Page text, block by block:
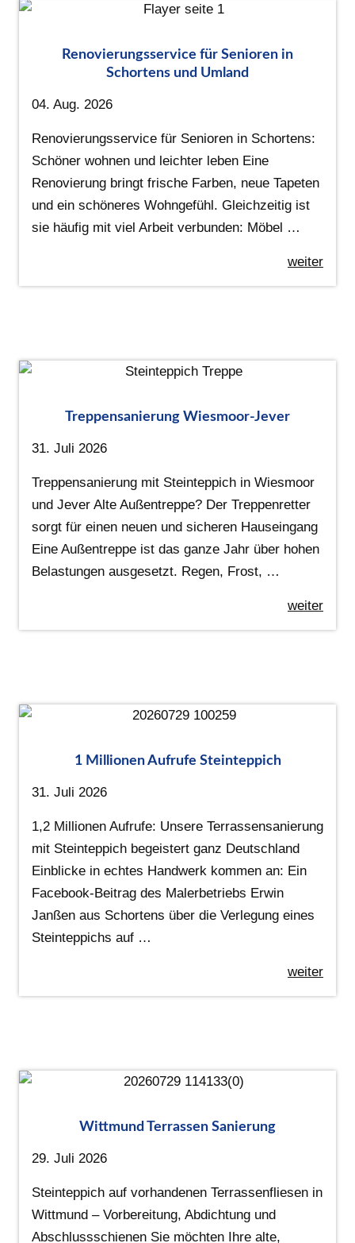
Renovierungsservice für Senioren in
Schortens und Umland
04. Aug. 2026
Renovierungsservice für Senioren in Schortens:
Schöner wohnen und leichter leben Eine
Renovierung bringt frische Farben, neue Tapeten
und ein schöneres Wohngefühl. Gleichzeitig ist
sie häufig mit viel Arbeit verbunden: Möbel …
weiter
Treppensanierung Wiesmoor-Jever
31. Juli 2026
Treppensanierung mit Steinteppich in Wiesmoor
und Jever Alte Außentreppe? Der Treppenretter
sorgt für einen neuen und sicheren Hauseingang
Eine Außentreppe ist das ganze Jahr über hohen
Belastungen ausgesetzt. Regen, Frost, …
weiter
1 Millionen Aufrufe Steinteppich
31. Juli 2026
1,2 Millionen Aufrufe: Unsere Terrassensanierung
mit Steinteppich begeistert ganz Deutschland
Einblicke in echtes Handwerk kommen an: Ein
Facebook-Beitrag des Malerbetriebs Erwin
Janßen aus Schortens über die Verlegung eines
Steinteppichs auf …
weiter
Wittmund Terrassen Sanierung
29. Juli 2026
Steinteppich auf vorhandenen Terrassenfliesen in
Wittmund – Vorbereitung, Abdichtung und
Abschlussschienen Sie möchten Ihre alte,